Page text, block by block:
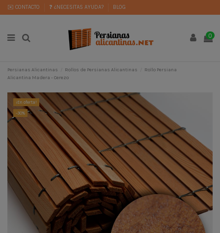
✉️ CONTACTO ❓ ¿NECESITAS AYUDA? BLOG
0
Persianas Alicantinas Rollos de Persianas Alicantinas
Rollo Persiana
Alicantina Madera - Cerezo
¡En oferta!
-30%